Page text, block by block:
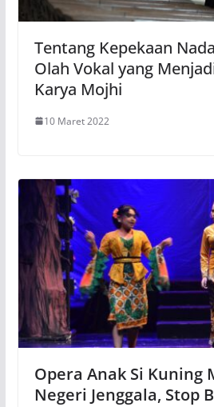
Tentang Kepekaan
Olah Vokal yang
Karya Mojhi
10 Maret 2022
Opera Anak Si Kuning
Negeri Jenggala, Stop